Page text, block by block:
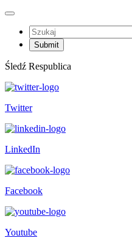
Śledź Respublica
Twitter
LinkedIn
Facebook
Youtube